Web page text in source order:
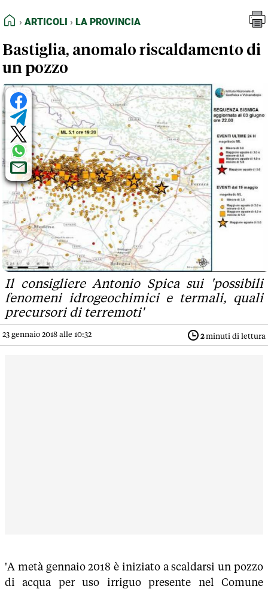
FEED RSS
NORMATIVE DEONTOLOGICHE
TERMINI e CONDIZIONI
Articoli
La Provincia
HOME
ARTICOLI LA PROVINCIA
Bastiglia, anomalo riscaldamento di
un pozzo
Il consigliere Antonio Spica sui 'possibili
fenomeni idrogeochimici e termali, quali
precursori di terremoti'
23 gennaio 2018 alle 10:32 2minuti di lettura
'A metà gennaio 2018 è iniziato a scaldarsi un pozzo
di acqua per uso irriguo presente nel Comune